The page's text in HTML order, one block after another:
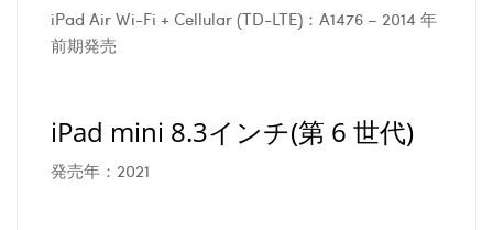
iPad Air Wi-Fi + Cellular (TD-LTE)：A1476 – 2014 年
前期発売
iPad mini 8.3インチ(第 6 世代)
発売年：2021